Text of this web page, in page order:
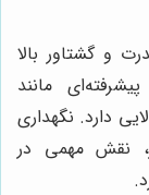
و گشتاور بالا
مانند
دارد. نگهداری
نقش مهمی در